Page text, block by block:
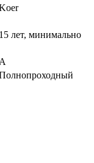
15 лет, минимально
А